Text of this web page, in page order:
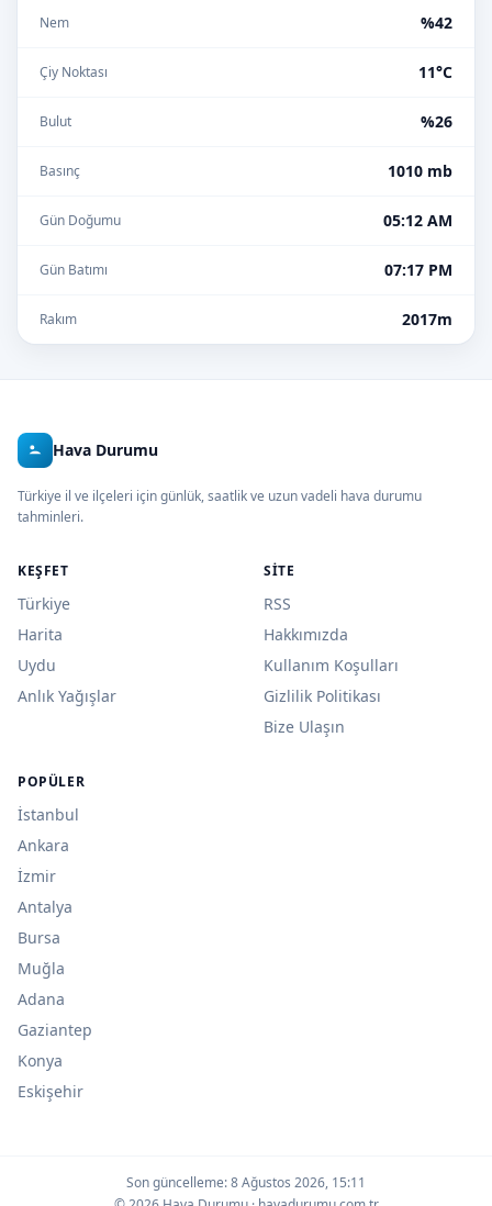
Nem %42
Çiy Noktası 11°C
Bulut %26
Basınç 1010 mb
Gün Doğumu 05:12 AM
Gün Batımı 07:17 PM
Rakım 2017m
Hava Durumu
Türkiye il ve ilçeleri için günlük, saatlik ve uzun vadeli hava durumu
tahminleri.
KEŞFET
Türkiye
Harita
Uydu
Anlık Yağışlar
SITE
RSS
Hakkımızda
Kullanım Koşulları
Gizlilik Politikası
Bize Ulaşın
POPÜLER
İstanbul
Ankara
İzmir
Antalya
Bursa
Muğla
Adana
Gaziantep
Konya
Eskişehir
Son güncelleme:8 Ağustos 2026, 15:11